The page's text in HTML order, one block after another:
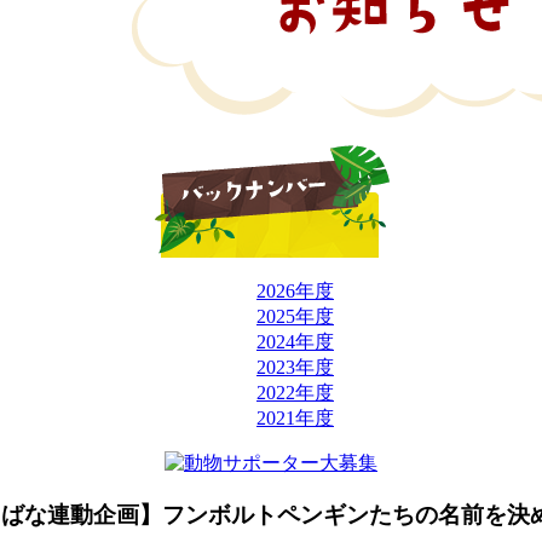
2026年度
2025年度
2024年度
2023年度
2022年度
2021年度
な連動企画】フンボルトペンギンたちの名前を決